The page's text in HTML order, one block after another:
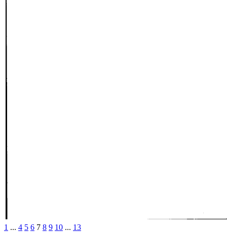
1 ... 4 5 6 7 8 9 10 ... 13